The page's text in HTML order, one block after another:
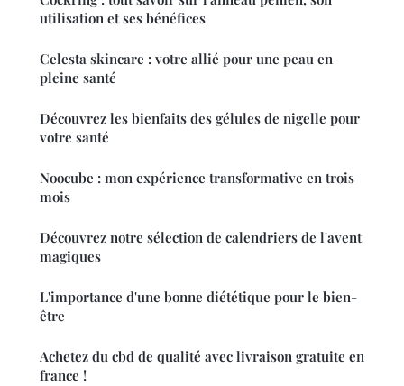
utilisation et ses bénéfices
Celesta skincare : votre allié pour une peau en
pleine santé
Découvrez les bienfaits des gélules de nigelle pour
votre santé
Noocube : mon expérience transformative en trois
mois
Découvrez notre sélection de calendriers de l'avent
magiques
L'importance d'une bonne diététique pour le bien-
être
Achetez du cbd de qualité avec livraison gratuite en
france !